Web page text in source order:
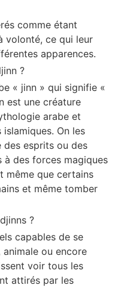
comme étant
volonté, ce qui leur
apparences.
?
« jinn » qui signifie «
est une créature
arabe et
On les
des esprits ou des
des forces magiques
même que certains
et même tomber
?
capables de se
ou encore
voir tous les
attirés par les